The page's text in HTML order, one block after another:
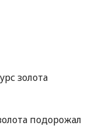
золота
подорожал